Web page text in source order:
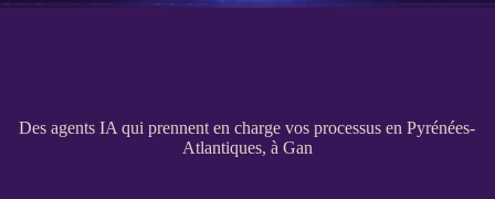
Des agents IA qui prennent en charge vos processus en Pyrénées-
Atlantiques, à Gan